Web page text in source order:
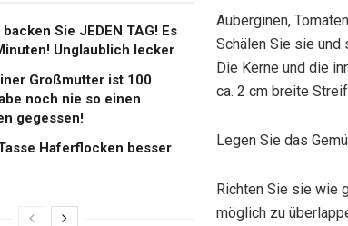
Sie JEDEN TAG! Es
Unglaublich lecker
Großmutter ist 100
noch nie so einen
gegessen!
Haferflocken besser
Auberginen,
Schälen Sie sie und
Die Kerne und die
ca. 2 cm breite
Legen Sie das
Richten Sie sie wie
möglich zu